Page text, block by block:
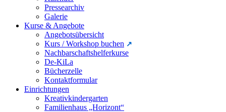
Pressearchiv
Galerie
Kurse & Angebote
Angebotsübersicht
Kurs / Workshop buchen
Nachbarschaftshelferkurse
De-KiLa
Bücherzelle
Kontaktformular
Einrichtungen
Kreativkindergarten
Familienhaus „Horizont“